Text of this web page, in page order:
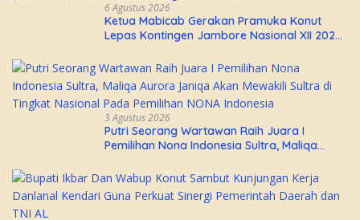
6 Agustus 2026
Ketua Mabicab Gerakan Pramuka Konut
Lepas Kontingen Jambore Nasional XII 2026,
3 Agustus 2026
Putri Seorang Wartawan ‎Raih Juara I
Pemilihan Nona Indonesia Sultra, Maliqa
Tingkat Nasional Pada Pemilihan NONA
Indonesia